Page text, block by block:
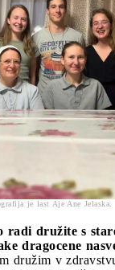
je last Aje Ane Jelaska.
radi družite s
dragocene
družim v